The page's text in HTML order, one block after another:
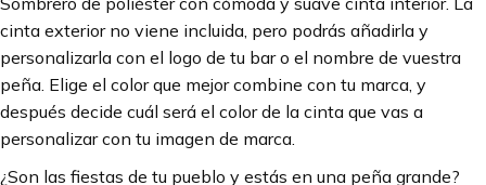
cinta exterior no viene incluida, pero podrás añadirla y
personalizarla con el logo de tu bar o el nombre de vuestra
peña. Elige el color que mejor combine con tu marca, y
después decide cuál será el color de la cinta que vas a
personalizar con tu imagen de marca.
¿Son las fiestas de tu pueblo y estás en una peña grande?